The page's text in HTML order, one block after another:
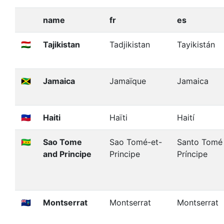
name fr es
🇹🇯 Tajikistan Tadjikistan Tayikistán
🇯🇲 Jamaica Jamaïque Jamaica
🇭🇹 Haiti Haïti Haití
🇸🇹
Sao Tome
and Principe
Sao Tomé-et-
Principe
Santo
Príncipe
🇲🇸 Montserrat Montserrat Montserrat